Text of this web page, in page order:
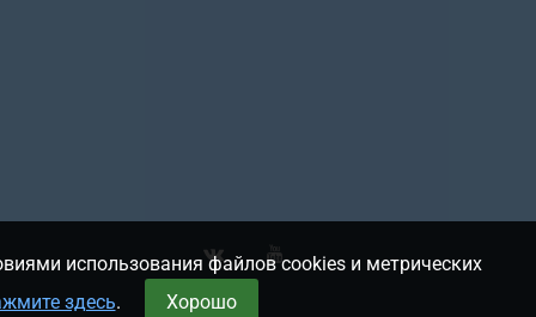
использования файлов cookies и метрических
здесь. Хорошо